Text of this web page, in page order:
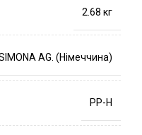
2.68 кг
AG. (Німеччина)
PP-H